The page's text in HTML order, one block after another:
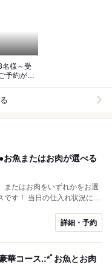
名様～受
予約が必
お魚またはお肉が選べる
またはお肉をいずれかをお選
れ状況によ
詳細・予約
華コース.:*ﾟお魚とお肉